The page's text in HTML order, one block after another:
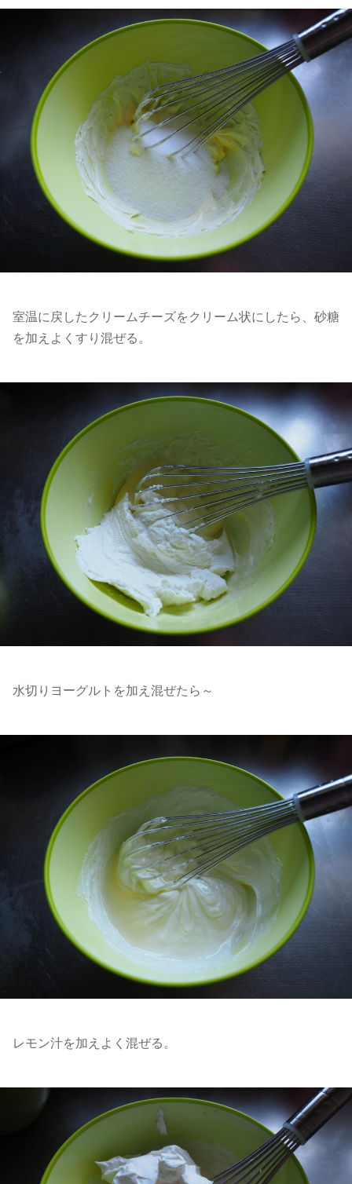
室温に戻したクリームチーズをクリーム状にしたら、砂糖
を加えよくすり混ぜる。
水切りヨーグルトを加え混ぜたら～
レモン汁を加えよく混ぜる。